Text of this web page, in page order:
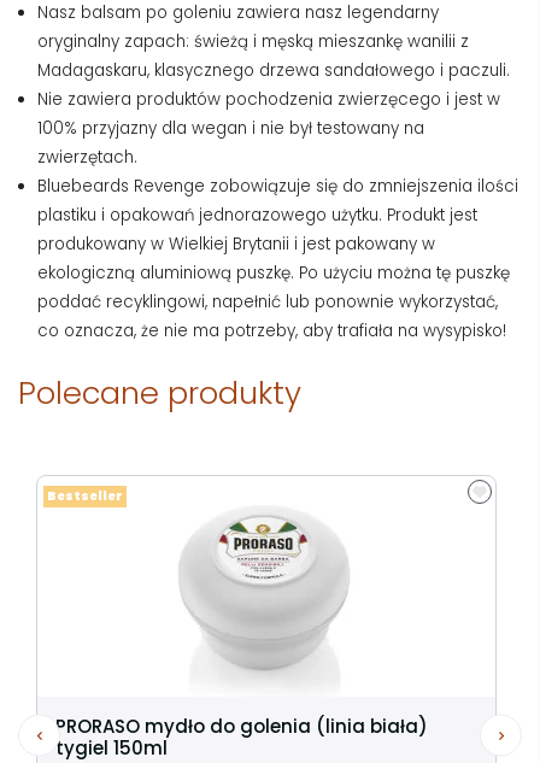
Nasz balsam po goleniu zawiera nasz legendarny
oryginalny zapach: świeżą i męską mieszankę wanilii z
Madagaskaru, klasycznego drzewa sandałowego i paczuli.
Nie zawiera produktów pochodzenia zwierzęcego i jest w
100% przyjazny dla wegan i nie był testowany na
zwierzętach.
Bluebeards Revenge zobowiązuje się do zmniejszenia ilości
plastiku i opakowań jednorazowego użytku. Produkt jest
produkowany w Wielkiej Brytanii i jest pakowany w
ekologiczną aluminiową puszkę. Po użyciu można tę puszkę
poddać recyklingowi, napełnić lub ponownie wykorzystać,
co oznacza, że ​​nie ma potrzeby, aby trafiała na wysypisko!
Polecane produkty
PRORASO mydło do golenia (linia biała)
tygiel 150ml
Bestseller